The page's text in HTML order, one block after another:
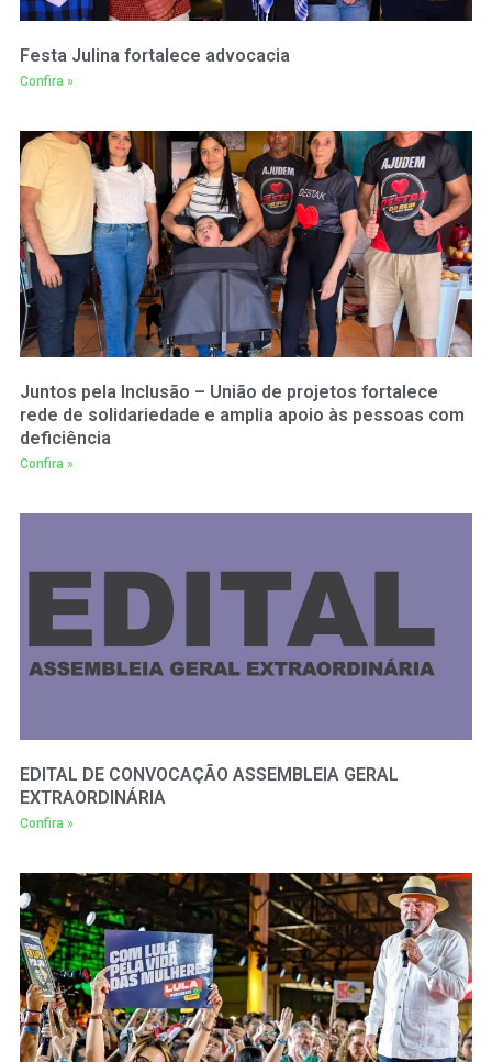
Festa Julina fortalece advocacia
Confira »
Juntos pela Inclusão – União de projetos fortalece
rede de solidariedade e amplia apoio às pessoas com
deficiência
Confira »
EDITAL DE CONVOCAÇÃO ASSEMBLEIA GERAL
EXTRAORDINÁRIA
Confira »